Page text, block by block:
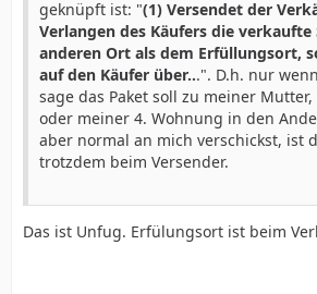
geknüpft ist: "(1) Versendet der
Verlangen des Käufers die verkaufte
anderen Ort als dem Erfüllungsort,
auf den Käufer über...". D.h. nur
sage das Paket soll zu meiner
oder meiner 4. Wohnung in den
aber normal an mich verschickst, ist
trotzdem beim Versender.
Das ist Unfug. Erfülungsort ist beim